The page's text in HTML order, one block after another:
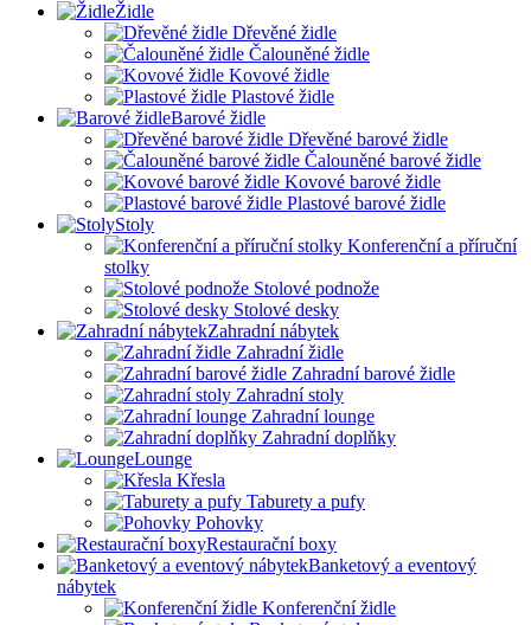
Židle
Dřevěné židle
Čalouněné židle
Kovové židle
Plastové židle
Barové židle
Dřevěné barové židle
Čalouněné barové židle
Kovové barové židle
Plastové barové židle
Stoly
Konferenční a příruční
stolky
Stolové podnože
Stolové desky
Zahradní nábytek
Zahradní židle
Zahradní barové židle
Zahradní stoly
Zahradní lounge
Zahradní doplňky
Lounge
Křesla
Taburety a pufy
Pohovky
Restaurační boxy
Banketový a eventový
nábytek
Konferenční židle